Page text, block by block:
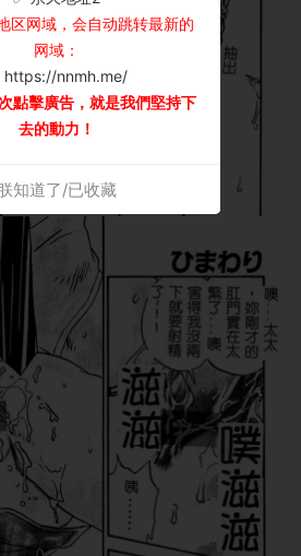
区网域，会自动跳转最新的
网域：
https://nnmh.me/
點擊廣告，就是我們堅持下
去的動力！
知道了/已收藏